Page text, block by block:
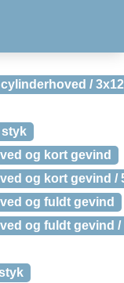
/
styk
og kort gevind
og kort gevind /
og fuldt gevind
og fuldt gevind /